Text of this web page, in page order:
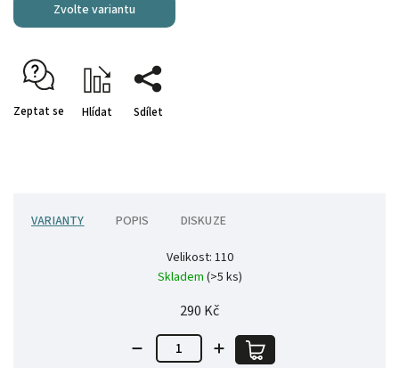
Zvolte variantu
Zeptat se Hlídat Sdílet
VARIANTY POPIS DISKUZE
Velikost: 110
Skladem (>5 ks)
290 Kč